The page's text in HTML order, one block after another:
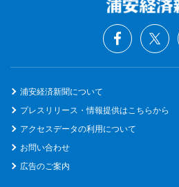
浦安経済新聞について
プレスリリース・情報提供はこちらから
アクセスデータの利用について
お問い合わせ
広告のご案内